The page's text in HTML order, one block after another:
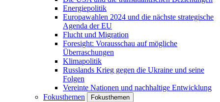
Energiepolitik
Europawahlen 2024 und die nächste strategische
Agenda der EU
Flucht und Migration
Foresight: Vorausschau auf mögliche
Überraschungen
Klimapolitik
Russlands Krieg gegen die Ukraine und seine
Folgen
Vereinte Nationen und nachhaltige Entwicklung
Fokusthemen
Fokusthemen